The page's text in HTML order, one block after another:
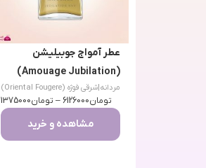
عطر آمواج جوبیلیشن
(Amouage Jubilation)
مردانه شرقی فوژه (Oriental Fougere)
تومان6126000
– تومان1375000
مشاهده و خرید